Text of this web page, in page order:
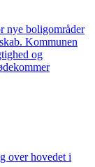
nye boligområder
Kommunen
og
over hovedet i